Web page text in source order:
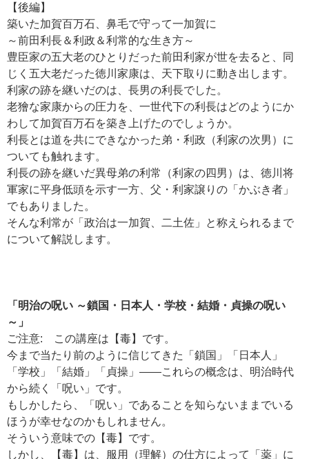
【後編】
築いた加賀百万石、鼻毛で守って一加賀に
～前田利長＆利政＆利常的な生き方～
豊臣家の五大老のひとりだった前田利家が世を去ると、同
じく五大老だった徳川家康は、天下取りに動き出します。
利家の跡を継いだのは、長男の利長でした。
老獪な家康からの圧力を、一世代下の利長はどのようにか
わして加賀百万石を築き上げたのでしょうか。
利長とは道を共にできなかった弟・利政（利家の次男）に
ついても触れます。
利長の跡を継いだ異母弟の利常（利家の四男）は、徳川将
軍家に平身低頭を示す一方、父・利家譲りの「かぶき者」
でもありました。
そんな利常が「政治は一加賀、二土佐」と称えられるまで
について解説します。
「明治の呪い ～鎖国・日本人・学校・結婚・貞操の呪い
～」
ご注意: この講座は【毒】です。
今まで当たり前のように信じてきた「鎖国」「日本人」
「学校」「結婚」「貞操」――これらの概念は、明治時代
から続く「呪い」です。
もしかしたら、「呪い」であることを知らないままでいる
ほうが幸せなのかもしれません。
そういう意味での【毒】です。
しかし、【毒】は、服用（理解）の仕方によって「薬」に